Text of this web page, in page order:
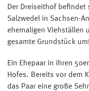
Der Dreiseithof
Salzwedel in Sachsen-
ehemaligen Viehställen
gesamte Grundstück
Ein Ehepaar in ihren
Hofes. Bereits vor dem
das Paar eine große